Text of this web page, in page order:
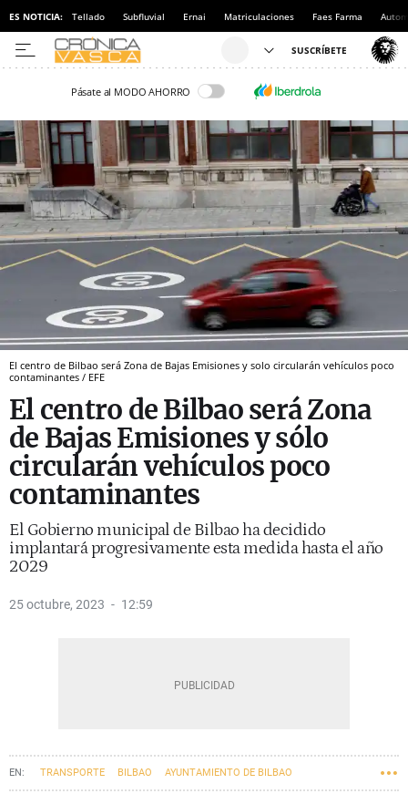
ES NOTICIA: Tellado Subfluvial Ernai Matriculaciones Faes Farma
Pásate al MODO AHORRO
El centro de Bilbao será Zona de Bajas Emisiones y solo circularán vehículos poco
contaminantes / EFE
El centro de Bilbao será Zona
de Bajas Emisiones y sólo
circularán vehículos poco
contaminantes
El Gobierno municipal de Bilbao ha decidido
implantará progresivamente esta medida hasta el año
2029
25 octubre, 2023 12:59
TRANSPORTE BILBAO AYUNTAMIENTO DE BILBAO